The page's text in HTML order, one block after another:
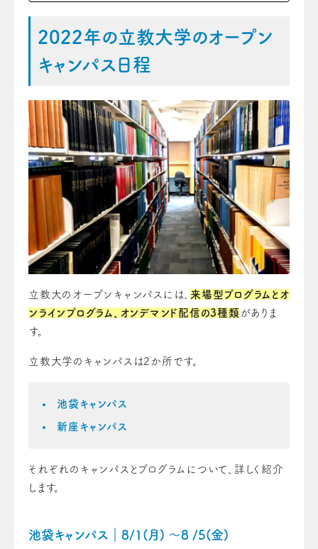
2022年の立教大学のオープン
キャンパス日程
立教大のオープンキャンパスには、 来場型プログラムとオ
ンラインプログラム、オンデマンド配信の3種類 がありま
す。
立教大学のキャンパスは2か所です。
池袋キャンパス
新座キャンパス
それぞれのキャンパスとプログラムについて、詳しく紹介
します。
池袋キャンパス｜8/1(月) 〜8 /5(金)